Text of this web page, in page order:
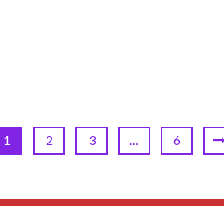
1 2 3 6